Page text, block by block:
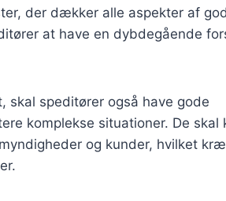
der dækker alle aspekter af
at have en dybdegående
skal speditører også have gode
komplekse situationer. De skal
og kunder, hvilket